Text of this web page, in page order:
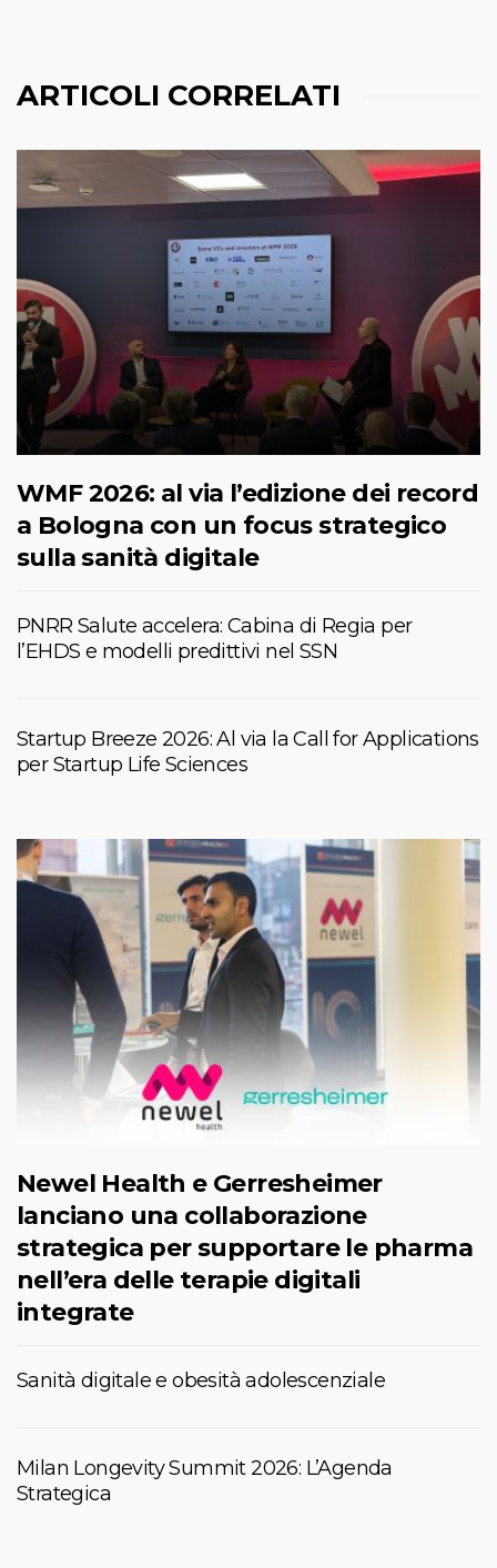
ARTICOLI CORRELATI
WMF 2026: al via l’edizione dei record
a Bologna con un focus strategico
sulla sanità digitale
PNRR Salute accelera: Cabina di Regia per
l’EHDS e modelli predittivi nel SSN
Startup Breeze 2026: Al via la Call for Applications
per Startup Life Sciences
Newel Health e Gerresheimer
lanciano una collaborazione
strategica per supportare le pharma
nell’era delle terapie digitali
integrate
Sanità digitale e obesità adolescenziale
Milan Longevity Summit 2026: L’Agenda
Strategica